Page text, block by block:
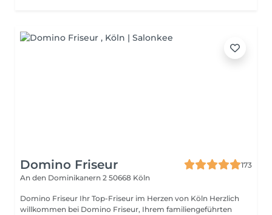
Domino Friseur
173
An den Dominikanern 2 50668 Köln
Domino Friseur Ihr Top-Friseur im Herzen von Köln Herzlich
willkommen bei Domino Friseur, Ihrem familiengeführten